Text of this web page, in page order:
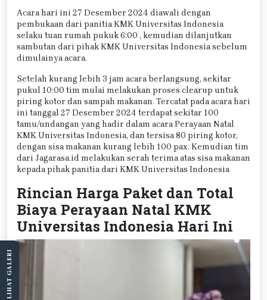
Acara hari ini 27 Desember 2024 diawali dengan
pembukaan dari panitia KMK Universitas Indonesia
selaku tuan rumah pukuk 6:00 , kemudian dilanjutkan
sambutan dari pihak KMK Universitas Indonesia sebelum
dimulainya acara.
Setelah kurang lebih 3 jam acara berlangsung, sekitar
pukul 10:00 tim mulai melakukan proses clearup untuk
piring kotor dan sampah makanan. Tercatat pada acara hari
ini tanggal 27 Desember 2024 terdapat sekitar 100
tamu/undangan yang hadir dalam acara Perayaan Natal
KMK Universitas Indonesia, dan tersisa 80 piring kotor,
dengan sisa makanan kurang lebih 100 pax. Kemudian tim
dari Jagarasa.id melakukan serah terima atas sisa makanan
kepada pihak panitia dari KMK Universitas Indonesia
Rincian Harga Paket dan Total
Biaya Perayaan Natal KMK
Universitas Indonesia Hari Ini
LIHAT GALERI